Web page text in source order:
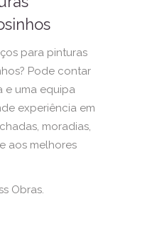
para pinturas
Pode contar
e uma equipa
experiência em
moradias,
aos melhores
Obras.